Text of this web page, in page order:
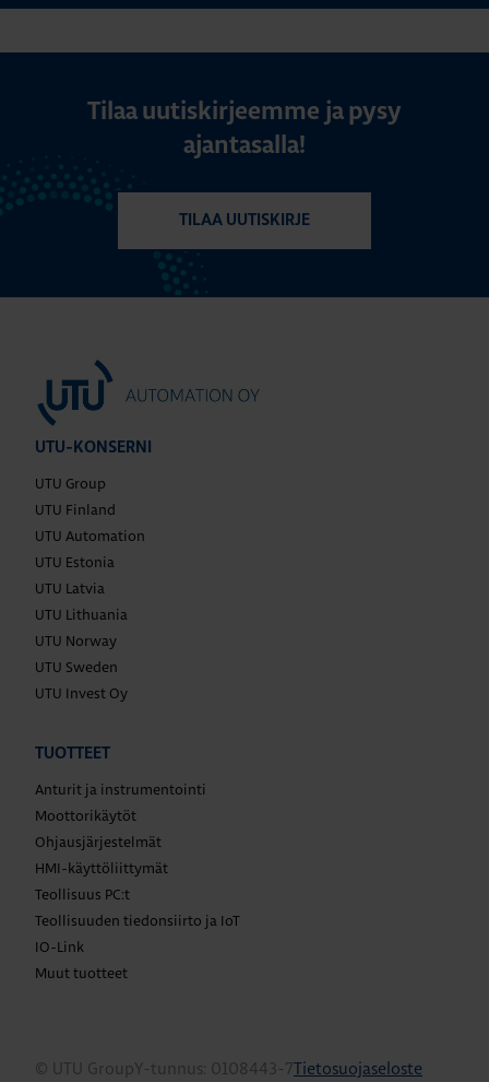
Tilaa uutiskirjeemme ja pysy
ajantasalla!
TILAA UUTISKIRJE
UTU-KONSERNI
UTU Group
UTU Finland
UTU Automation
UTU Estonia
UTU Latvia
UTU Lithuania
UTU Norway
UTU Sweden
UTU Invest Oy
TUOTTEET
Anturit ja instrumentointi
Moottorikäytöt
Ohjausjärjestelmät
HMI-käyttöliittymät
Teollisuus PC:t
Teollisuuden tiedonsiirto ja IoT
IO-Link
Muut tuotteet
© UTU GroupY-tunnus: 0108443-7Tietosuojaseloste